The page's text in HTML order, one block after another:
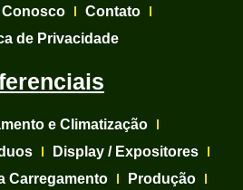
Conosco
Contato
de Privacidade
e Climatização
Display / Expositores
Carregamento
Produção